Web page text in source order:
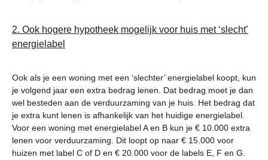
2. Ook hogere hypotheek mogelijk voor huis met ‘slecht’
energielabel
Ook als je een woning met een ‘slechter’ energielabel koopt, kun
je volgend jaar een extra bedrag lenen. Dat bedrag moet je dan
wel besteden aan de verduurzaming van je huis. Het bedrag dat
je extra kunt lenen is afhankelijk van het huidige energielabel.
Voor een woning met energielabel A en B kun je € 10.000 extra
lenen voor verduurzaming. Dit loopt op naar € 15.000 voor
huizen met label C of D en € 20.000 voor de labels E, F en G.